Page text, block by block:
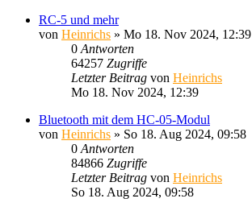
RC-5 und mehr
von Heinrichs » Mo 18. Nov 2024, 12:39
0 Antworten
64257 Zugriffe
Letzter Beitrag von Heinrichs
Mo 18. Nov 2024, 12:39
Bluetooth mit dem HC-05-Modul
von Heinrichs » So 18. Aug 2024, 09:58
0 Antworten
84866 Zugriffe
Letzter Beitrag von Heinrichs
So 18. Aug 2024, 09:58